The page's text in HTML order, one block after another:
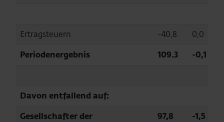
Ertragsteuern -40,8
0,0
Periodenergebnis
109.3 -0,1
Davon entfallend auf:
Gesellschafter der
97,8 -1,5